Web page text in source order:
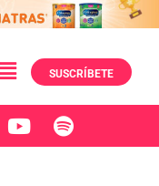
SUSCRÍBETE